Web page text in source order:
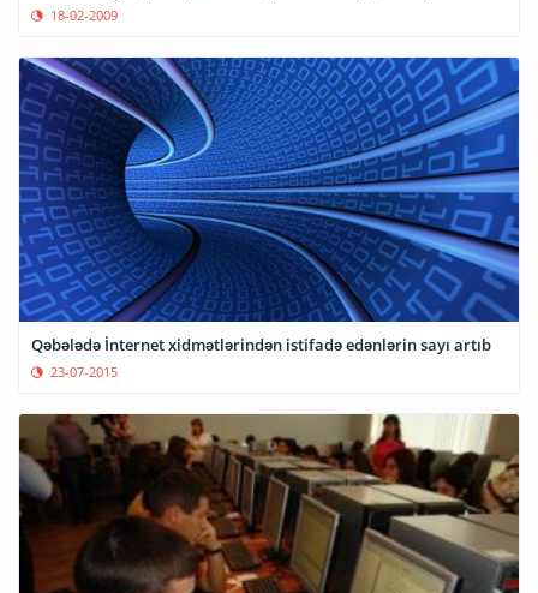
18-02-2009
Qəbələdə İnternet xidmətlərindən istifadə edənlərin sayı artıb
23-07-2015